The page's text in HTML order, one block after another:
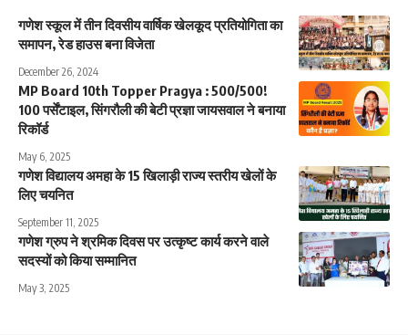
गणेश स्कूल में तीन दिवसीय वार्षिक खेलकूद प्रतियोगिता का
समापन, रेड हाउस बना विजेता
December 26, 2024
MP Board 10th Topper Pragya : 500/500!
100 पर्सेंटाइल, सिंगरौली की बेटी प्रज्ञा जायसवाल ने बनाया
रिकॉर्ड
May 6, 2025
गणेश विद्यालय अमहा के 15 खिलाड़ी राज्य स्तरीय खेलों के
लिए चयनित
September 11, 2025
गणेश ग्रुप ने श्रमिक दिवस पर उत्कृष्ट कार्य करने वाले
सदस्यों को किया सम्मानित
May 3, 2025